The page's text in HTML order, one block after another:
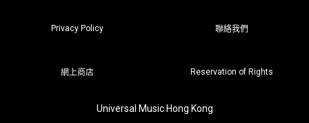
Privacy Policy 聯絡我們
網上商店 Reservation of Rights
Universal Music Hong Kong